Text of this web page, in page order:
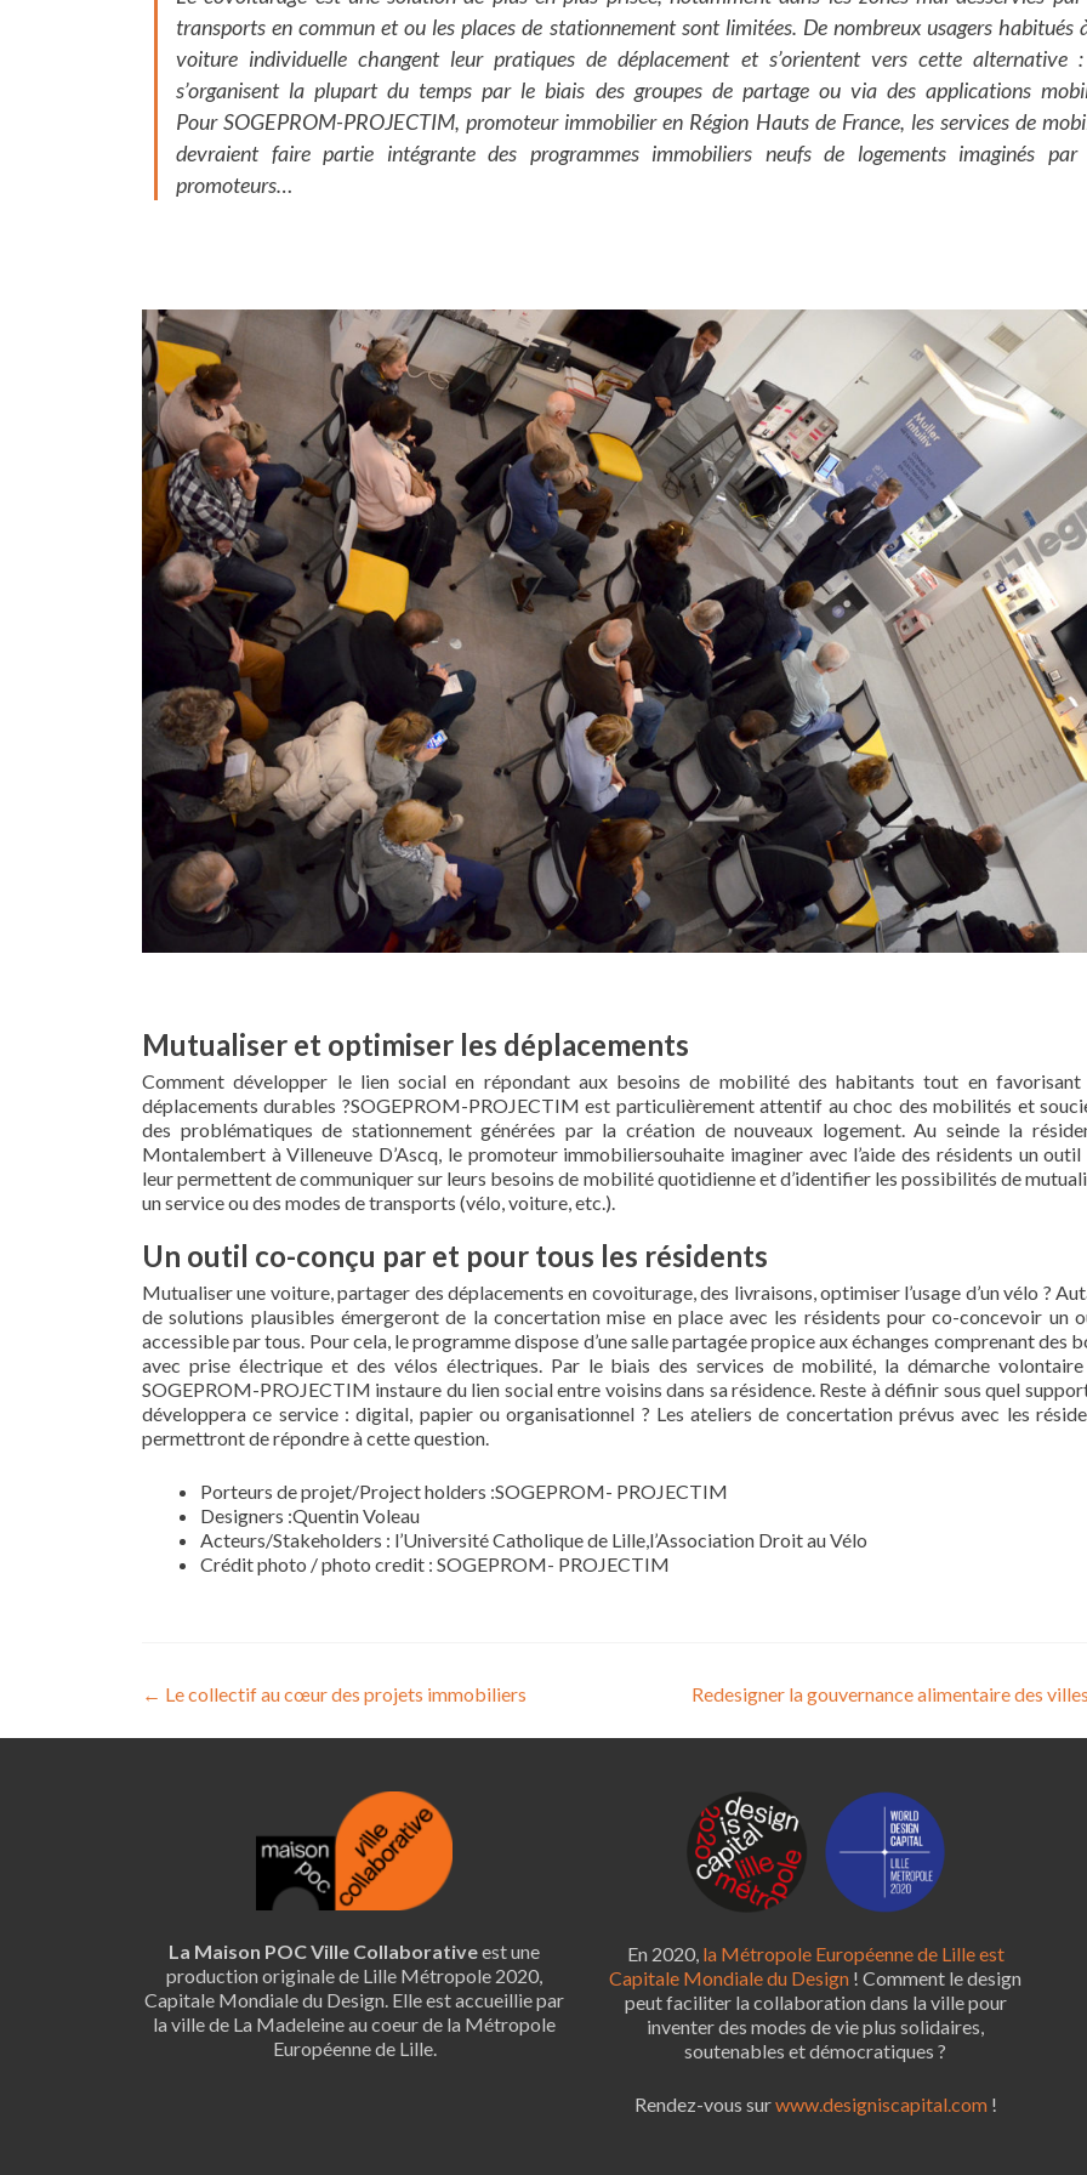
transports en commun et ou les places de stationnement sont limitées. De nombreux usagers habitués
voiture individuelle changent leur pratiques de déplacement et s’orientent vers cette alternative
s’organisent la plupart du temps par le biais des groupes de partage ou via des applications
Pour SOGEPROM-PROJECTIM, promoteur immobilier en Région Hauts de France, les services de
devraient faire partie intégrante des programmes immobiliers neufs de logements imaginés par
promoteurs…
Mutualiser et optimiser les déplacements
Comment développer le lien social en répondant aux besoins de mobilité des habitants tout en favorisant
déplacements durables ?SOGEPROM-PROJECTIM est particulièrement attentif au choc des mobilités et
des problématiques de stationnement générées par la création de nouveaux logement. Au seinde la
Montalembert à Villeneuve D’Ascq, le promoteur immobiliersouhaite imaginer avec l’aide des résidents un outil
leur permettent de communiquer sur leurs besoins de mobilité quotidienne et d’identifier les possibilités de
un service ou des modes de transports (vélo, voiture, etc.).
Un outil co-conçu par et pour tous les résidents
Mutualiser une voiture, partager des déplacements en covoiturage, des livraisons, optimiser l’usage d’un vélo ?
de solutions plausibles émergeront de la concertation mise en place avec les résidents pour co-concevoir un
accessible par tous. Pour cela, le programme dispose d’une salle partagée propice aux échanges comprenant des
avec prise électrique et des vélos électriques. Par le biais des services de mobilité, la démarche
SOGEPROM-PROJECTIM instaure du lien social entre voisins dans sa résidence. Reste à définir sous quel
développera ce service : digital, papier ou organisationnel ? Les ateliers de concertation prévus avec les
permettront de répondre à cette question.
Porteurs de projet/Project holders :SOGEPROM- PROJECTIM
Designers :Quentin Voleau
Acteurs/Stakeholders : l’Université Catholique de Lille,l’Association Droit au Vélo
Crédit photo / photo credit : SOGEPROM- PROJECTIM
Navigation
de
← Le collectif au cœur des projets immobiliers Redesigner la gouvernance alimentaire des
La Maison POC Ville Collaborativeest une
production originale de Lille Métropole 2020,
Capitale Mondiale du Design. Elle est accueillie par
la ville de La Madeleine au coeur de la Métropole
Européenne de Lille.
En 2020, la Métropole Européenne de Lille est
Capitale Mondiale du Design ! Comment le design
peut faciliter la collaboration dans la ville pour
inventer des modes de vie plus solidaires,
soutenables et démocratiques ?
Rendez-vous surwww.designiscapital.com!